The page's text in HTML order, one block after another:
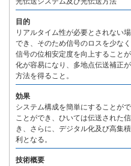
目的
リアルタイム性が必要とされない
でき、そのため信号のロスを少な
信号の位相安定度を向上すること
化が容易になり、多地点伝送補正
方法を得ること。
効果
システム構成を簡単にすることが
ことができ、ひいては伝送された
き、さらに、デジタル化及び高集
利となる。
技術概要